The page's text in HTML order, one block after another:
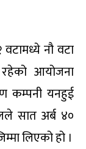
वटामध्ये नौ वटा
आयोजना
कम्पनी यनहुई
सात अर्ब ४०
लिएको हो ।